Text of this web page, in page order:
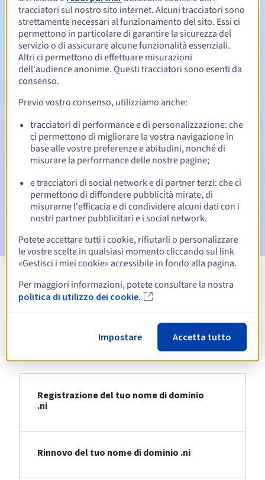
Periodo di rinnovo Da 1 a 2 anni
Redemption period
Notifiche automatiche:
Email di notifica:60, 30, 15, 7 e 3 giorni prima della
scadenza
per notificare la
sospensione del nome di dominio
Email dopo il Redemption Grace Period per notificare la
cancellazione del nome di dominio
Visualizza tutte le estensioni
Informazioni su .ni
Registrazione del tuo nome di dominio
.ni
Rinnovo del tuo nome di dominio .ni
tracciatori sul nostro sito internet. Alcuni tracciatori sono
strettamente necessari al funzionamento del sito. Essi ci
permettono in particolare di garantire la sicurezza del
servizio o di assicurare alcune funzionalità essenziali.
Altri ci permettono di effettuare misurazioni
dell'audience anonime. Questi tracciatori sono esenti da
consenso.
Previo vostro consenso, utilizziamo anche:
tracciatori di performance e di personalizzazione: che
ci permettono di migliorare la vostra navigazione in
base alle vostre preferenze e abitudini, nonché di
misurare la performance delle nostre pagine;
e tracciatori di social network e di partner terzi: che ci
permettono di diffondere pubblicità mirate, di
misurarne l'efficacia e di condividere alcuni dati con i
nostri partner pubblicitari e i social network.
Potete accettare tutti i cookie, rifiutarli o personalizzare
le vostre scelte in qualsiasi momento cliccando sul link
«Gestisci i miei cookie» accessibile in fondo alla pagina.
Per maggiori informazioni, potete consultare la nostra
politica di utilizzo dei cookie.
Impostare Accetta tutto